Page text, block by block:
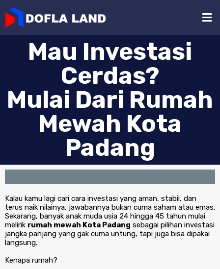
Mau Investasi
Cerdas?
Mulai Dari Rumah
Mewah Kota
Padang
Kalau kamu lagi cari cara investasi yang aman, stabil, dan
terus naik nilainya, jawabannya bukan cuma saham atau emas.
Sekarang, banyak anak muda usia 24 hingga 45 tahun mulai
melirik rumah mewah Kota Padang sebagai pilihan investasi
jangka panjang yang gak cuma untung, tapi juga bisa dipakai
langsung.
Kenapa rumah?